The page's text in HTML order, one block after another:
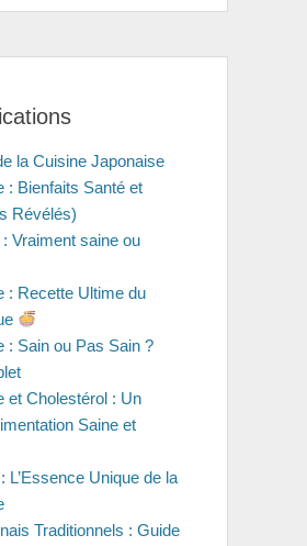
la Cuisine Japonaise
: Bienfaits Santé et
Révélés)
Vraiment saine ou
: Recette Ultime du
: Sain ou Pas Sain ?
et Cholestérol : Un
Saine et
L’Essence Unique de la
Traditionnels : Guide